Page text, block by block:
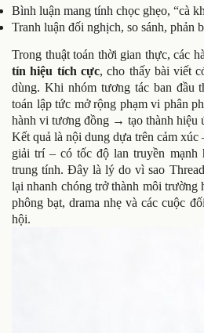
Bình luận mang tính chọc ghẹo, “cà
Tranh luận đối nghịch, so sánh, phản
Trong thuật toán thời gian thực, các
tín hiệu tích cực, cho thấy bài viết
dùng. Khi nhóm tương tác ban đầu
toán lập tức mở rộng phạm vi phân
hành vi tương đồng → tạo thành hiệu
Kết quả là nội dung dựa trên cảm xúc
giải trí – có tốc độ lan truyền mạnh
trung tính. Đây là lý do vì sao
lại nhanh chóng trở thành môi trường
phông bạt, drama nhẹ và các cuộc
hội.